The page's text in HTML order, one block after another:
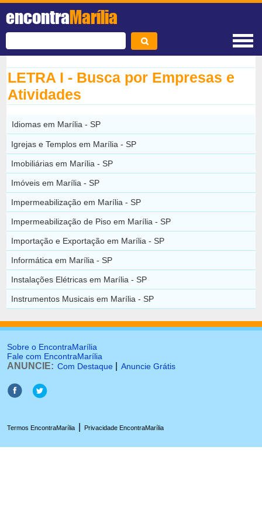
encontraMarília
LETRA I - Busca por Empresas e
Atividades
Idiomas em Marília - SP
Igrejas e Templos em Marília - SP
Imobiliárias em Marília - SP
Imóveis em Marília - SP
Impermeabilização em Marília - SP
Impermeabilização de Piso em Marília - SP
Importação e Exportação em Marília - SP
Informática em Marília - SP
Instalações Elétricas em Marília - SP
Instrumentos Musicais em Marília - SP
Sobre o EncontraMarília
Fale com EncontraMarília
ANUNCIE: Com Destaque Anuncie Grátis
Termos EncontraMarília Privacidade EncontraMarília